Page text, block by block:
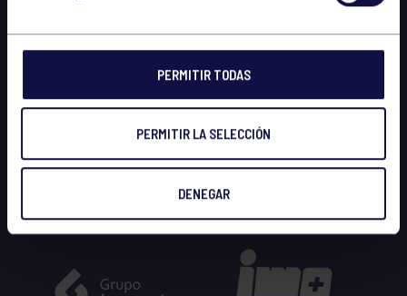
PERMITIR TODAS
PERMITIR LA SELECCIÓN
DENEGAR